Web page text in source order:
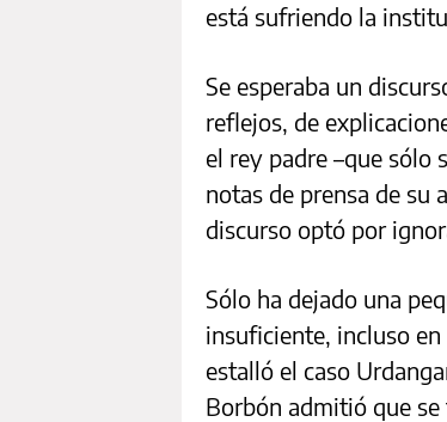
está sufriendo la
Se esperaba un
reflejos, de
el rey padre –que sólo
notas de prensa de su
discurso optó por
Sólo ha dejado una
insuficiente, incluso
estalló el caso
Borbón admitió que